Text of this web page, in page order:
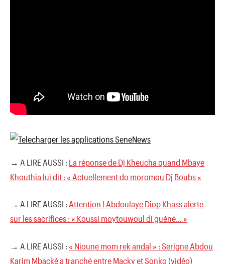
→ A LIRE AUSSI : La réponse de Dj Kheucha quand Mbaye
Khouthia lui dit : « Actuellement do moromou Dj Boubs «
→ A LIRE AUSSI : Attention ! Abdoulaye Diop Khass alerte
sur les sacrifices : « Koussi moytouwoul di guéné… »
→ A LIRE AUSSI : « Nioune mom rek andal » : Serigne Abdou
Karim Mbacké a tranché entre Macky et Sonko (vidéo)